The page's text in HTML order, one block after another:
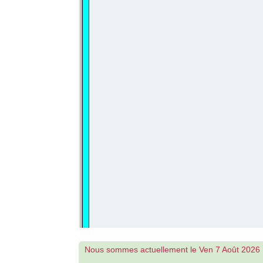
Nous sommes actuellement le Ven 7 Août 2026